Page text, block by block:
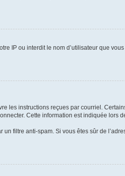
IP ou interdit le nom d’utilisateur que
les instructions reçues par courriel.
Cette information est indiquée lors
filtre anti-spam. Si vous êtes sûr de